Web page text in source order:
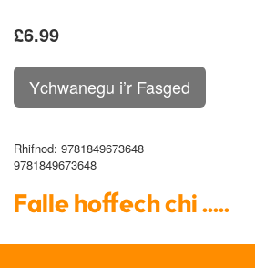
£6.99
Rhifnod: 9781849673648
9781849673648
Falle hoffech chi .....